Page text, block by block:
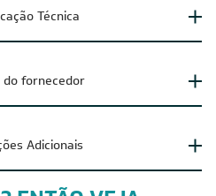
Técnica
do fornecedor
Adicionais